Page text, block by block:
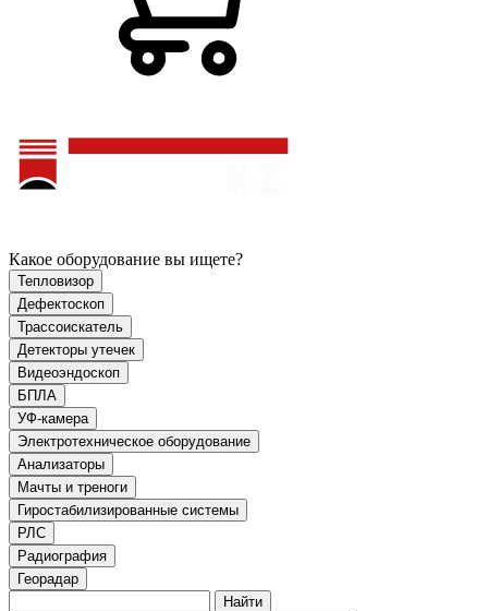
Какое оборудование вы ищете?
Тепловизор
Дефектоскоп
Трассоискатель
Детекторы утечек
Видеоэндоскоп
БПЛА
УФ-камера
Электротехническое оборудование
Анализаторы
Мачты и треноги
Гиростабилизированные системы
РЛС
Радиография
Георадар
Найти